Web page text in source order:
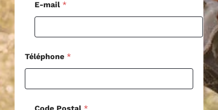
E-mail *
Téléphone *
o
n